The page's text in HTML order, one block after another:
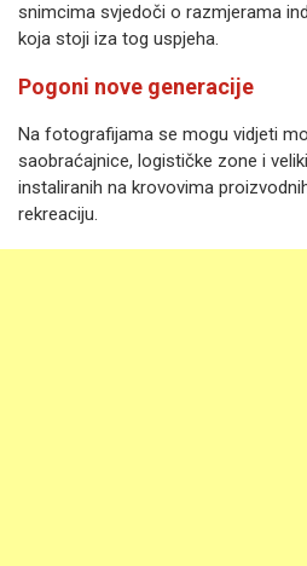
snimcima svjedoči o razmjerama
koja stoji iza tog uspjeha.
Pogoni nove generacije
Na fotografijama se mogu vidjeti
saobraćajnice, logističke zone i
instaliranih na krovovima
rekreaciju.